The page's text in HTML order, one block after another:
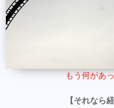
もう何があ
【それなら